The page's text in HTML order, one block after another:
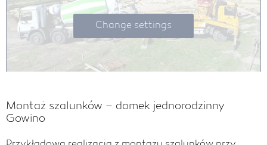
Change settings
Montaż szalunków – domek jednorodzinny
Gowino